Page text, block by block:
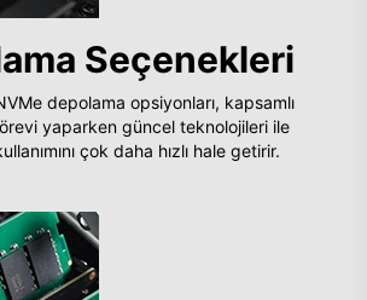
Seçenekleri
depolama opsiyonları, kapsamlı
yaparken güncel teknolojileri ile
çok daha hızlı hale getirir.